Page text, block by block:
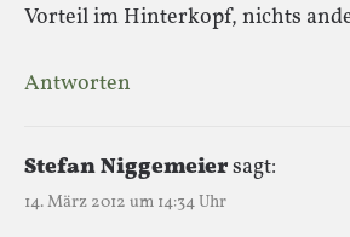
Vorteil im Hinterkopf, nichts
Antworten
Stefan Niggemeiersagt:
14. März 2012 um 14:34 Uhr